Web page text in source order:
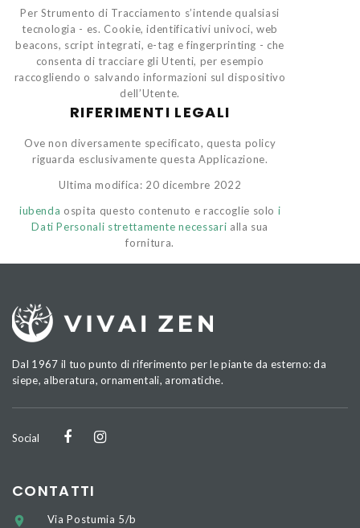
Per Strumento di Tracciamento s’intende qualsiasi
tecnologia - es. Cookie, identificativi univoci, web
beacons, script integrati, e-tag e fingerprinting - che
consenta di tracciare gli Utenti, per esempio
raccogliendo o salvando informazioni sul dispositivo
dell’Utente.
RIFERIMENTI LEGALI
Ove non diversamente specificato, questa policy
riguarda esclusivamente questa Applicazione.
Ultima modifica: 20 dicembre 2022
iubenda ospita questo contenuto e raccoglie solo i
Dati Personali strettamente necessari alla sua
fornitura.
Dal 1967 il tuo punto di riferimento per le piante da esterno: da
siepe, alberatura, ornamentali, aromatiche.
Social
CONTATTI
Via Postumia 5/b